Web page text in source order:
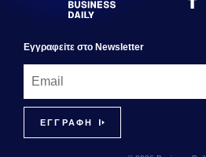
Εγγραφεiτε στο Newsletter